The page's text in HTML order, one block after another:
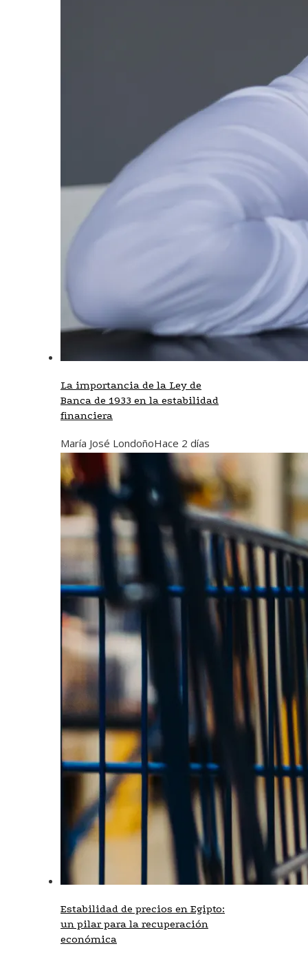
La importancia de la Ley de
Banca de 1933 en la estabilidad
financiera
María José LondoñoHace 2 días
Estabilidad de precios en Egipto:
un pilar para la recuperación
económica